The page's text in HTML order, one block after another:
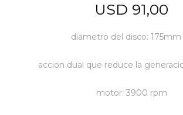
USD 91,00
diametro del disco: 175mm
accion dual que reduce la
motor: 3900 rpm
Juguetes y artículos para bebé